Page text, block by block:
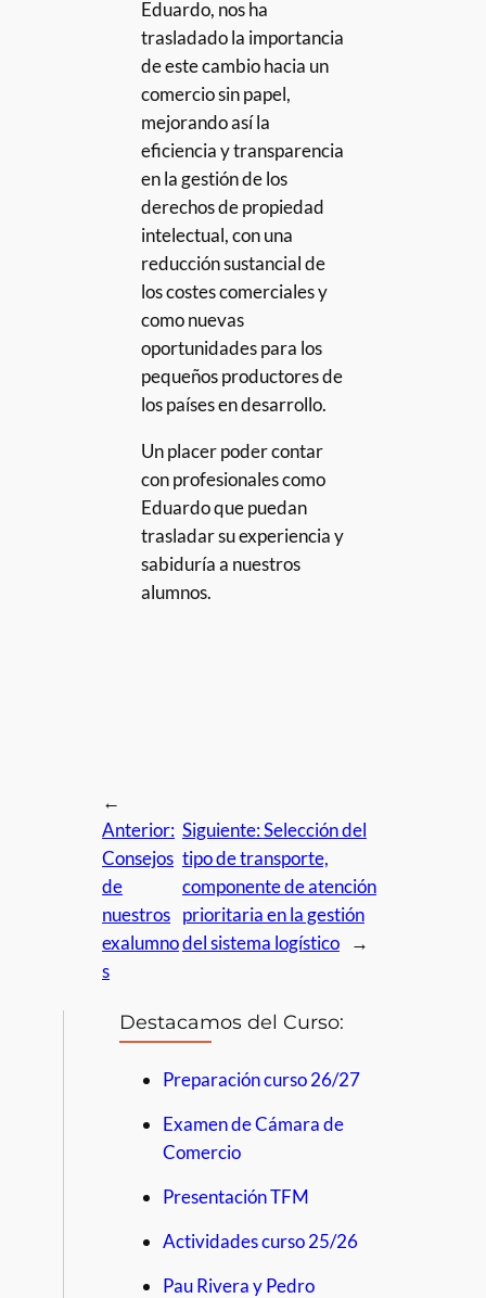
Eduardo, nos ha
trasladado la importancia
de este cambio hacia un
comercio sin papel,
mejorando así la
eficiencia y transparencia
en la gestión de los
derechos de propiedad
intelectual, con una
reducción sustancial de
los costes comerciales y
como nuevas
oportunidades para los
pequeños productores de
los países en desarrollo.
Un placer poder contar
con profesionales como
Eduardo que puedan
trasladar su experiencia y
sabiduría a nuestros
alumnos.
←
Anterior:
Consejos
de
nuestros
exalumno
s
Siguiente:Selección del
tipo de transporte,
componente de atención
prioritaria en la gestión
del sistema logístico
→
Destacamos del Curso:
Preparación curso 26/27
Examen de Cámara de
Comercio
Presentación TFM
Actividades curso 25/26
Pau Rivera y Pedro